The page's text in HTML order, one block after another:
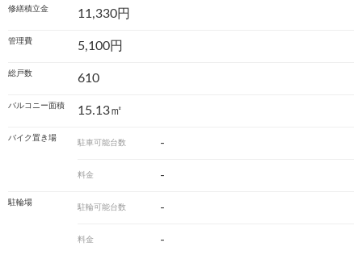
修繕積立金 11,330円
管理費 5,100円
総戸数 610
バルコニー面積 15.13㎡
バイク置き場
駐車可能台数 -
料金 -
駐輪場
駐輪可能台数 -
料金 -